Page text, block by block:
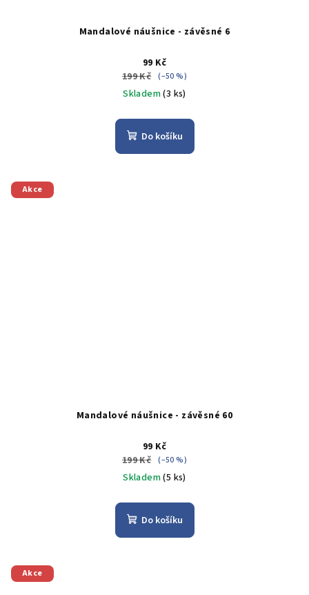
Mandalové náušnice - závěsné 6
99 Kč
199 Kč (–50 %)
Skladem(3 ks)
Do košíku
Akce
Mandalové náušnice - závěsné 60
99 Kč
199 Kč (–50 %)
Skladem(5 ks)
Do košíku
Akce